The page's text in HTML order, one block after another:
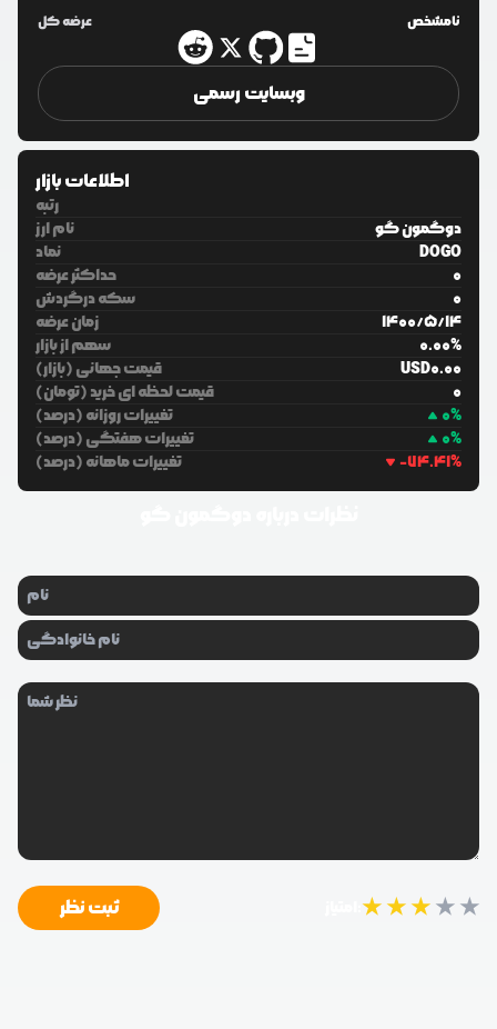
عرضه کل
نامشخص
وبسایت رسمی
اطلاعات بازار
رتبه
نام ارز
دوگمون گو
نماد
DOGO
حداکثر عرضه
0
سکه درگردش
0
زمان عرضه
1400/5/14
سهم از بازار
0.00%
قیمت جهانی (بازار)
USD0.00
قیمت لحظه ای خرید (تومان)
0
تغییرات روزانه (درصد)
0%
تغییرات هفتگی (درصد)
0%
تغییرات ماهانه (درصد)
-74.41%
★★★★★ ثبت نظر